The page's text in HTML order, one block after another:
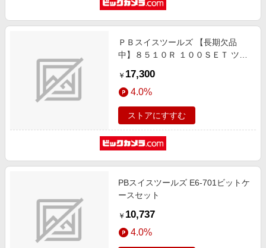
ＰＢスイスツールズ 【長期欠品
中】８５１０Ｒ １００ＳＥＴ ツイ
8510R-100SET
￥ 17,300
4.0%
ストアにすすむ
PBスイスツールズ E6-701ビットケ
ースセット
￥ 10,737
4.0%